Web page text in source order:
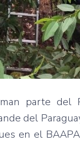
parte
del
en el